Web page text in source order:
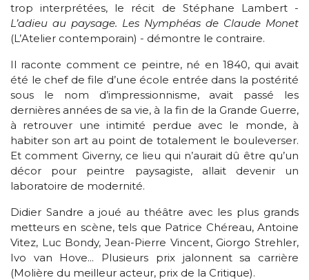
trop interprétées, le récit de Stéphane Lambert -
L’adieu au paysage. Les Nymphéas de Claude Monet
(L’Atelier contemporain) - démontre le contraire.
Il raconte comment ce peintre, né en 1840, qui avait
été le chef de file d’une école entrée dans la postérité
sous le nom d’impressionnisme, avait passé les
dernières années de sa vie, à la fin de la Grande Guerre,
à retrouver une intimité perdue avec le monde, à
habiter son art au point de totalement le bouleverser.
Et comment Giverny, ce lieu qui n’aurait dû être qu’un
décor pour peintre paysagiste, allait devenir un
laboratoire de modernité.
Didier Sandre a joué au théâtre avec les plus grands
metteurs en scène, tels que Patrice Chéreau, Antoine
Vitez, Luc Bondy, Jean-Pierre Vincent, Giorgo Strehler,
Ivo van Hove... Plusieurs prix jalonnent sa carrière
(Molière du meilleur acteur, prix de la Critique).